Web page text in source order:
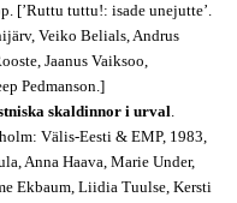
[’Ruttu tuttu!: isade unejutte’.
Veiko Belials, Andrus
Jaanus Vaiksoo,
Pedmanson.]
skaldinnor i urval.
Välis-Eesti & EMP, 1983,
Anna Haava, Marie Under,
Ekbaum, Liidia Tuulse, Kersti